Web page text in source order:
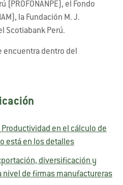
(PROFONANPE), el Fondo
la Fundación M. J.
Scotiabank Perú.
encuentra dentro del
en el cálculo de
está en los detalles
diversificación y
nivel de firmas manufactureras